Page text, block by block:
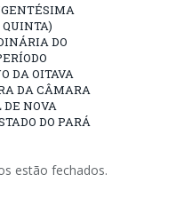
DO
DA OITAVA
DA CÂMARA
NOVA
DO PARÁ
estão fechados.